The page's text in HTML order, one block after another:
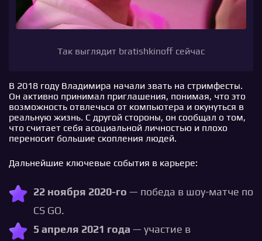
Так выглядит bratishkinoff сейчас
В 2018 году Владимира начали звать на стримфесты.
Он активно принимал приглашения, понимая, что это
возможность отвлечься от компьютера и окунуться в
реальную жизнь. С другой стороны, он сообщал о том,
что считает себя асоциальной личностью и плохо
переносит большие скопления людей.
Дальнейшие ключевые события в карьере:
22 ноября 2020-го — победа в шоу-матче по
CS GO.
5 апреля 2021 года — участие в